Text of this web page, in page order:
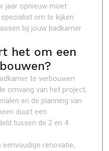
jaar opnieuw moet
om te kijken
bij jouw badkamer
het om een
te verbouwen
omvang van het project,
en de planning van
duurt een
tussen de 2 en 4
renovatie,